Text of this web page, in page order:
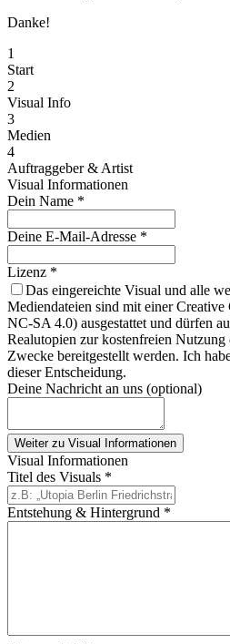
Danke!
1
Start
2
Visual Info
3
Medien
4
Auftraggeber & Artist
Visual Informationen
Dein Name *
Deine E-Mail-Adresse *
Lizenz *
Das eingereichte Visual und alle
Mediendateien sind mit einer
NC-SA 4.0) ausgestattet und dürfen
Realutopien zur kostenfreien
Zwecke bereitgestellt werden. Ich
dieser Entscheidung.
Deine Nachricht an uns (optional)
Weiter zu Visual Informationen
Visual Informationen
Titel des Visuals *
Entstehung & Hintergrund *